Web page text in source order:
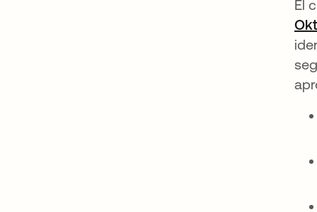
El